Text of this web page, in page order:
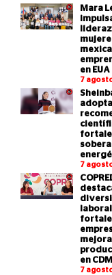
Mara
en EUA
7
adopta
7
laboral
mejora
en
7